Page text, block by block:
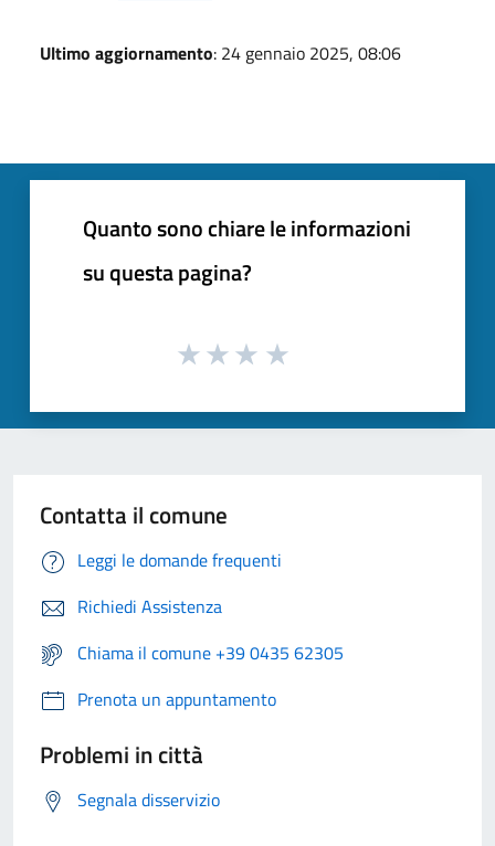
Ultimo aggiornamento: 24 gennaio 2025, 08:06
Quanto sono chiare le informazioni
su questa pagina?
Contatta il comune
Leggi le domande frequenti
Richiedi Assistenza
Chiama il comune +39 0435 62305
Prenota un appuntamento
Problemi in città
Segnala disservizio